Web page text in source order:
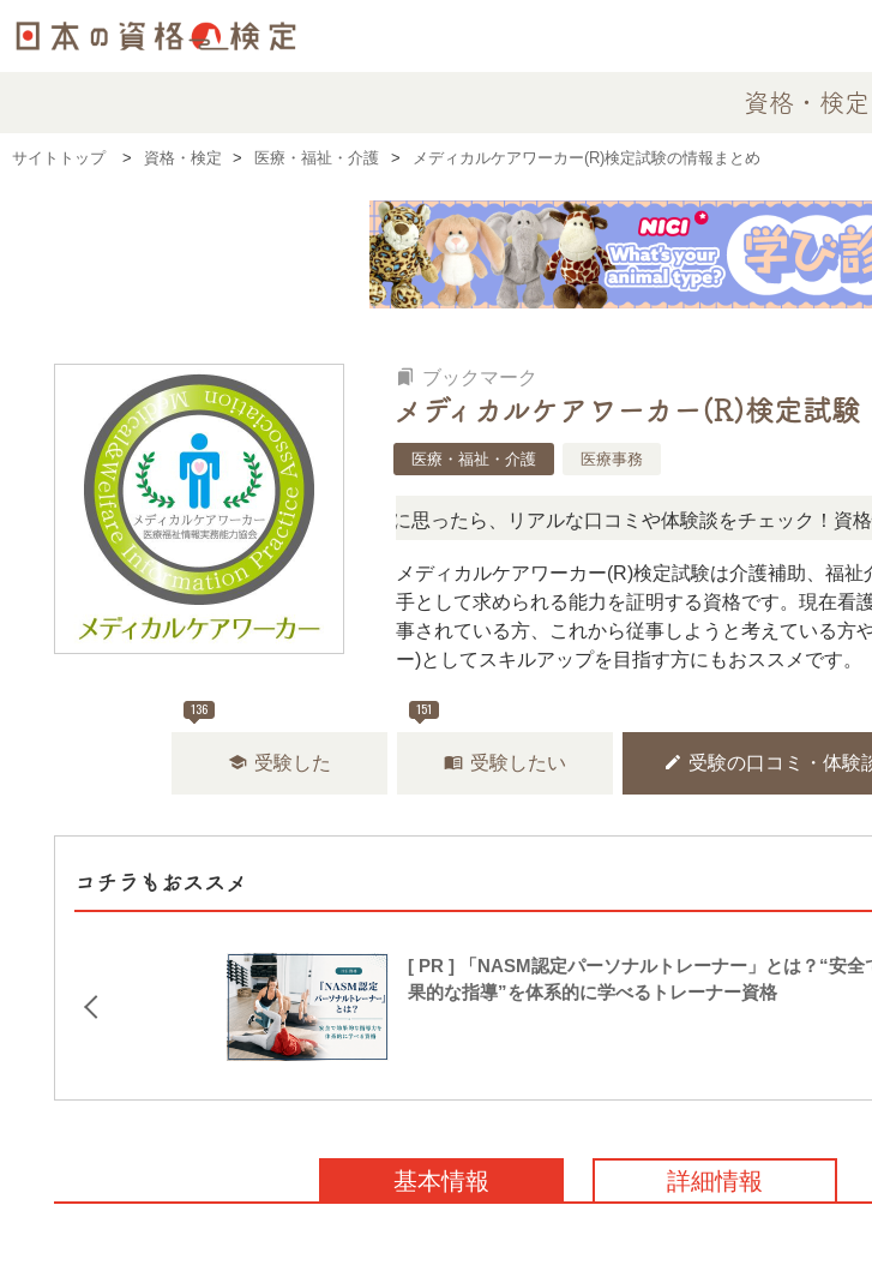
資格・検定
サイトトップ 資格・検定 医療・福祉・介護 メディカルケアワーカー(R)検定試験の情報まとめ
bookmarks ブックマーク
メディカルケアワーカー(R)検定試験
医療・福祉・介護 医療事務
難しい？」「どんな試験？」と疑問に思ったら、リアルな口コミや体験談をチェック！資格情報の
メディカルケアワーカー(R)検定試験は介護補助、福
手として求められる能力を証明する資格です。現在看
事されている方、これから従事しようと考えている方
ー)としてスキルアップを目指す方にもおススメです。
136
school 受験した
151
menu_book 受験したい edit 受験の口コミ・体験
コチラもおススメ
[ PR ] 「NASM認定パーソナルトレーナー」とは？“安全
果的な指導”を体系的に学べるトレーナー資格
基本情報 詳細情報